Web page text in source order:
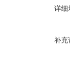
详细
补充